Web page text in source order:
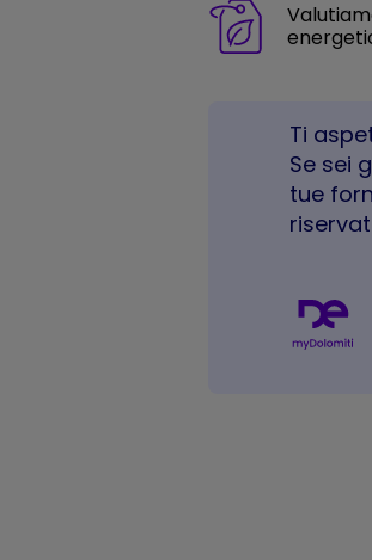
Ti
Se sei
tue